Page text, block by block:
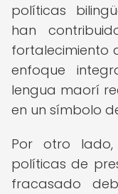
políticas
han
fortalecimiento
enfoque
lengua maorí
en un símbolo
Por otro
políticas de
fracasado